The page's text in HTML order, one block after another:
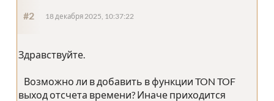
#2 18 декабря 2025, 10:37:22
Здравствуйте.
Возможно ли в добавить в функции TON TOF
выход отсчета времени? Иначе приходится